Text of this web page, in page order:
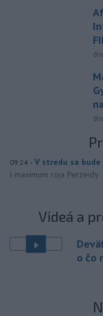
09:24 - V stredu sa
i maximum roja Perzeidy
Videá a
o čo